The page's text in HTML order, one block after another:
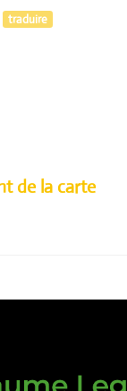
traduire
de la carte